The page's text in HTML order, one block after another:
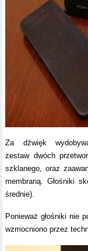
Za dźwięk
zestaw dwóch
szklanego, oraz
membraną. Głośniki
średnie).
Ponieważ głośniki nie
wzmocniono przez